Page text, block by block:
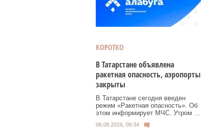
КОРОТКО
В Татарстане объявлена
ракетная опасность, аэропорты
закрыты
В Татарстане сегодня введен
режим «Ракетная опасность». Об
этом информирует МЧС. Утром ...
06.08.2026, 09:34